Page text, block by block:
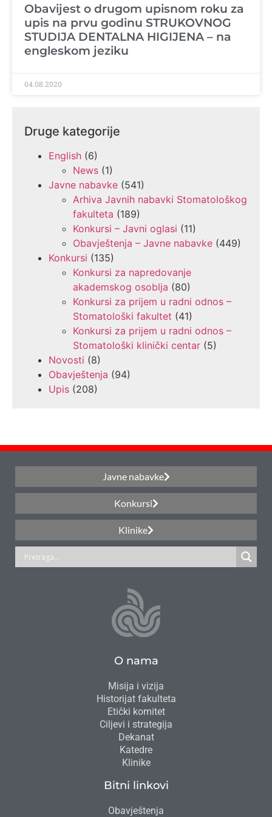
Obavijest o drugom upisnom roku za
upis na prvu godinu STRUKOVNOG
STUDIJA DENTALNA HIGIJENA – na
engleskom jeziku
04.08.2020
Druge kategorije
English (6)
News (1)
Javne nabavke (541)
Arhiva Javnih nabavki Stomatološkog
fakulteta (189)
Konkursi – Javni oglasi (11)
Obavještenja – Javne nabavke (449)
Konkursi (135)
Konkursi za napredovanje
akademskog osoblja (80)
Konkursi za prijem u radni odnos –
Stomatološki fakultet (41)
Konkursi za prijem u radni odnos –
Stomatološki klinički centar (5)
Novosti (8)
Obavještenja (94)
Upis (208)
Javne nabavke
Konkursi
Klinike
O nama
Misija i vizija
Historijat fakulteta
Etički komitet
Ciljevi i strategija
Dekanat
Katedre
Klinike
Bitni linkovi
Obavještenja